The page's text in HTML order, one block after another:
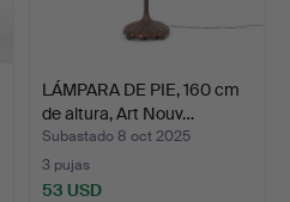
LÁMPARA DE PIE, 160 cm
de altura, Art Nouv…
Subastado 8 oct 2025
3 pujas
53 USD